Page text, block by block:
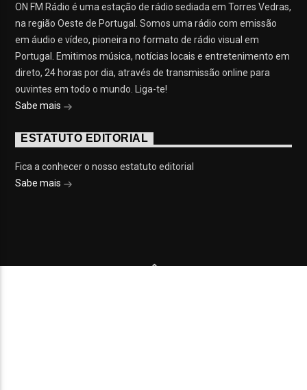
ON FM Rádio é uma estação de rádio sediada em Torres Vedras,
na região Oeste de Portugal. Somos uma rádio com emissão
em áudio e vídeo, pioneira no formato de rádio visual em
Portugal. Emitimos música, notícias locais e entretenimento em
direto, 24 horas por dia, através de transmissão online para
ouvintes em todo o mundo. Liga-te!
Sabe mais
ESTATUTO EDITORIAL
Fica a conhecer o nosso estatuto editorial
Sabe mais